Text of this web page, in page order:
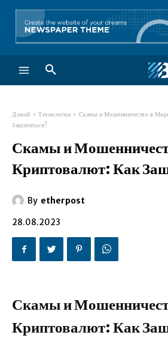
Домой Технологии
Скамы и Мошенничество в
Защититься?
Скамы и
Криптовалют: Как
By etherpost
28.08.2023
Скамы и
Криптовалют: Как